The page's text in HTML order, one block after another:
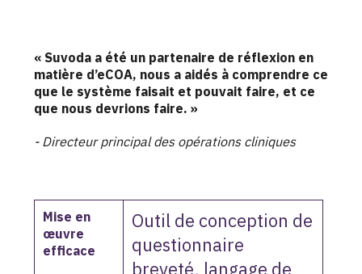
« Suvoda a été un partenaire de réflexion en
matière d’eCOA, nous a aidés à comprendre ce
que le système faisait et pouvait faire, et ce
que nous devrions faire. »
- Directeur principal des opérations cliniques
Mise en
œuvre
efficace
Outil de conception de
questionnaire
breveté, langage de